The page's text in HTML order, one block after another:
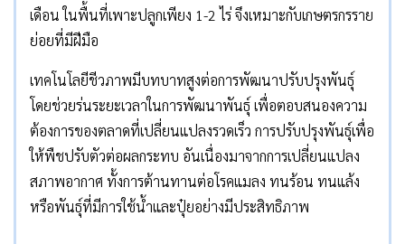
เดือน ในพื้นที่เพาะปลูกเพียง 1-2 ไร่ จึงเหมาะกับเกษตรกรราย
ย่อยที่มีฝีมือ
เทคโนโลยีชีวภาพมีบทบาทสูงต่อการพัฒนาปรับปรุงพันธุ์
โดยช่วยร่นระยะเวลาในการพัฒนาพันธุ์ เพื่อตอบสนองความ
ต้องการของตลาดที่เปลี่ยนแปลงรวดเร็ว การปรับปรุงพันธุ์เพื่อ
ให้พืชปรับตัวต่อผลกระทบ อันเนื่องมาจากการเปลี่ยนแปลง
สภาพอากาศ ทั้งการต้านทานต่อโรคแมลง ทนร้อน ทนแล้ง
หรือพันธุ์ที่มีการใช้น้ำและปุ๋ยอย่างมีประสิทธิภาพ